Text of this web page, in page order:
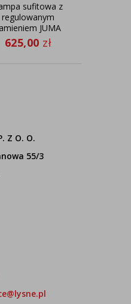
sufitowa z
regulowanym
JUMA
VELUR
625,00 zł
Z O. O.
55/3